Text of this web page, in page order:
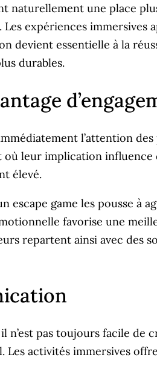
naturellement une place
expériences immersives
devient essentielle à la
durables.
l’attention
où leur implication
élevé.
game les pousse à
favorise une
repartent ainsi avec des
pas toujours facile de
activités immersives